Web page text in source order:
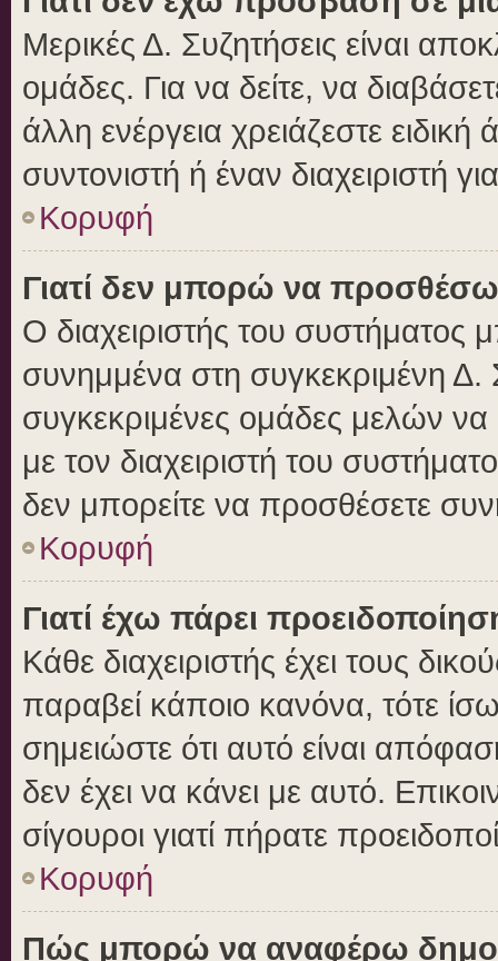
Μερικές Δ. Συζητήσεις είναι
ομάδες. Για να δείτε, να
άλλη ενέργεια χρειάζεστε
συντονιστή ή έναν διαχειριστή
Κορυφή
Γιατί δεν μπορώ να
Ο διαχειριστής του συστήματος
συνημμένα στη συγκεκριμένη
συγκεκριμένες ομάδες μελών
με τον διαχειριστή του
δεν μπορείτε να προσθέσετε
Κορυφή
Γιατί έχω πάρει
Κάθε διαχειριστής έχει τους
παραβεί κάποιο κανόνα, τότε
σημειώστε ότι αυτό είναι
δεν έχει να κάνει με αυτό.
σίγουροι γιατί πήρατε
Κορυφή
Πώς μπορώ να αναφέρω